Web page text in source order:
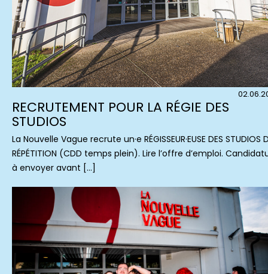
RECRUTEMENT POUR LA RÉGIE DES
STUDIOS
La Nouvelle Vague recrute un·e RÉGISSEUR·EUSE DES STUDIOS
RÉPÉTITION (CDD temps plein). Lire l’offre d’emploi.
à envoyer avant […]